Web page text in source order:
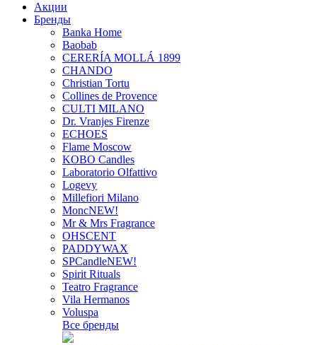
Акции
Бренды
Banka Home
Baobab
CERERÍA MOLLÁ 1899
CHANDO
Christian Tortu
Collines de Provence
CULTI MILANO
Dr. Vranjes Firenze
ECHOES
Flame Moscow
KOBO Candles
Laboratorio Olfattivo
Logevy
Millefiori Milano
MoncNEW!
Mr & Mrs Fragrance
OHSCENT
PADDYWAX
SPCandleNEW!
Spirit Rituals
Teatro Fragrance
Vila Hermanos
Voluspa
Все бренды